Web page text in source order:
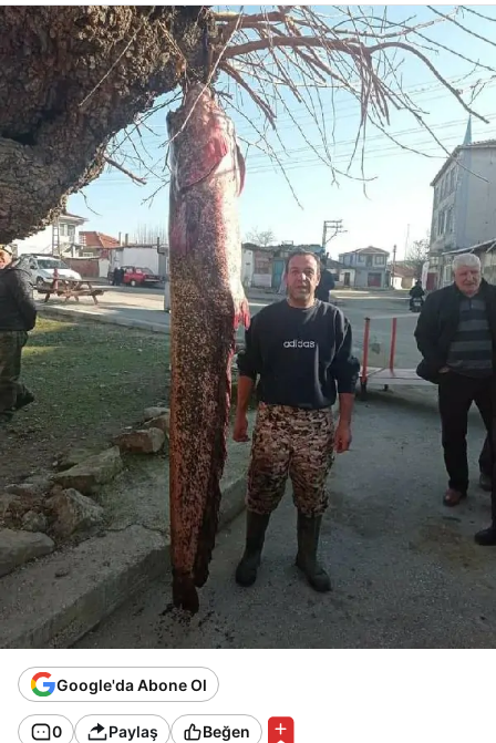
Google'da Abone Ol
0 Paylaş Beğen